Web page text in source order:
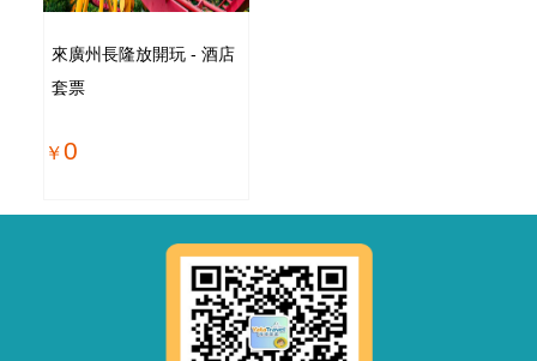
來廣州長隆放開玩 - 酒店
套票
0